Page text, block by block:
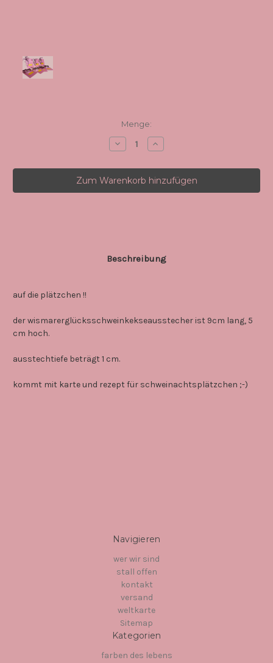
Menge:
Menge
von
verringern
Menge
von
erhöhen
Beschreibung
auf die plätzchen !!
der wismarerglücksschweinkekseausstecher ist 9cm lang, 5
cm hoch.
ausstechtiefe beträgt 1 cm.
kommt mit karte und rezept für schweinachtsplätzchen ;-)
Navigieren
wer wir sind
stall offen
kontakt
versand
weltkarte
Sitemap
Kategorien
farben des lebens